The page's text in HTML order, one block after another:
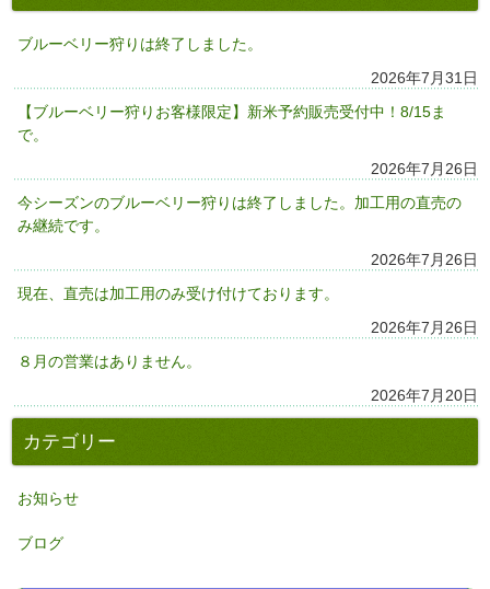
ブルーベリー狩りは終了しました。
2026年7月31日
【ブルーベリー狩りお客様限定】新米予約販売受付中！8/15ま
で。
2026年7月26日
今シーズンのブルーベリー狩りは終了しました。加工用の直売の
み継続です。
2026年7月26日
現在、直売は加工用のみ受け付けております。
2026年7月26日
８月の営業はありません。
2026年7月20日
カテゴリー
お知らせ
ブログ